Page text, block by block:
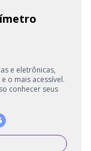
e eletrônicas,
o mais acessível.
conhecer seus